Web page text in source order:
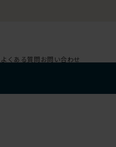
よくある質問お問い合わせ